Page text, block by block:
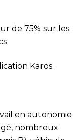
de 75% sur les
Karos.
en autonomie
nombreux